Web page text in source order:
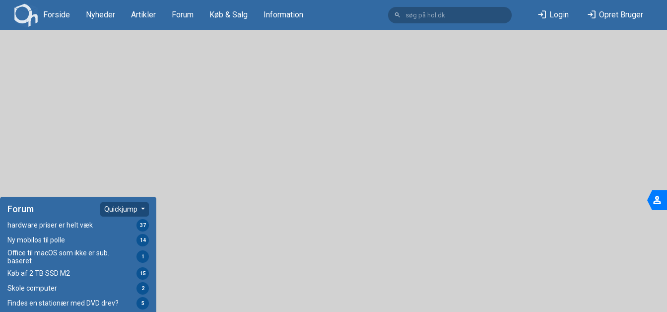
Forside Nyheder Artikler Forum Køb & Salg Information search login Login login Opret Bruger
Forum Quickjump
hardware priser er helt væk 37
Ny mobilos til polle 14
Office til macOS som ikke er sub.
baseret
1
Køb af 2 TB SSD M2 15
Skole computer 2
Findes en stationær med DVD drev? 5
person